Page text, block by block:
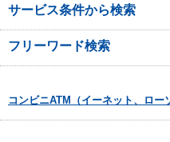
サービス条件から検索
フリーワード検索
コンビニATM（イーネット、ロー